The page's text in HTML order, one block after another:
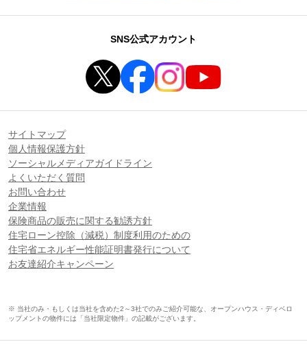
SNS公式アカウント
サイトマップ
個人情報保護方針
ソーシャルメディアガイドライン
よくいただく質問
お問い合わせ
企業情報
保険商品の販売に関する勧誘方針
住宅ローン控除（減税）制度利用のための
住宅省エネルギー性能証明書発行について
お友達紹介キャンペーン
※ 当社のみ・もしくは当社を含めた2～3社でのみご紹介可能な、オープンハウス・ディベロ
ップメントの物件には「当社限定物件」の記載がございます。